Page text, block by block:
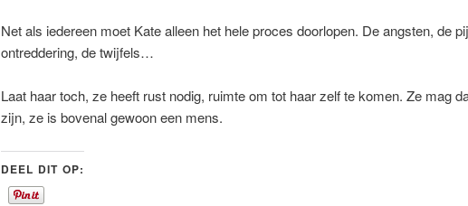
Net als iedereen moet Kate alleen het hele proces doorlopen. De angsten, de
ontreddering, de twijfels…
Laat haar toch, ze heeft rust nodig, ruimte om tot haar zelf te komen. Ze mag
zijn, ze is bovenal gewoon een mens.
DEEL DIT OP: